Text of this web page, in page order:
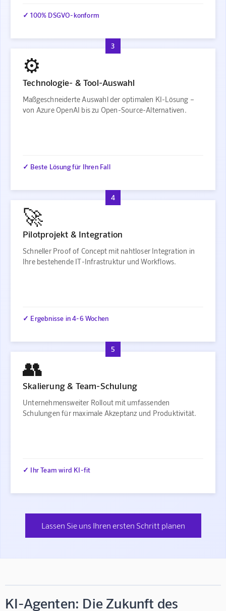
✓ 100% DSGVO-konform
3
⚙️
Technologie- & Tool-Auswahl
Maßgeschneiderte Auswahl der optimalen KI-Lösung –
von Azure OpenAI bis zu Open-Source-Alternativen.
✓ Beste Lösung für Ihren Fall
4
🚀
Pilotprojekt & Integration
Schneller Proof of Concept mit nahtloser Integration in
Ihre bestehende IT-Infrastruktur und Workflows.
✓ Ergebnisse in 4-6 Wochen
5
👥
Skalierung & Team-Schulung
Unternehmensweiter Rollout mit umfassenden
Schulungen für maximale Akzeptanz und Produktivität.
✓ Ihr Team wird KI-fit
Lassen Sie uns Ihren ersten Schritt planen
KI-Agenten: Die Zukunft des